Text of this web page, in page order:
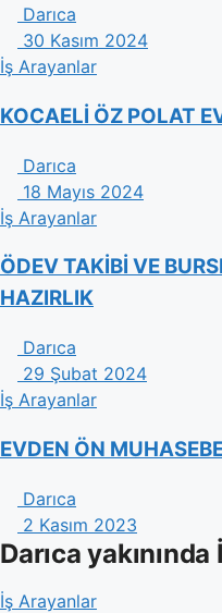
Darıca
30 Kasım 2024
İş Arayanlar
KOCAELİ ÖZ POLAT
Darıca
18 Mayıs 2024
İş Arayanlar
ÖDEV TAKİBİ VE
HAZIRLIK
Darıca
29 Şubat 2024
İş Arayanlar
EVDEN ÖN
Darıca
2 Kasım 2023
Darıca
İş Arayanlar